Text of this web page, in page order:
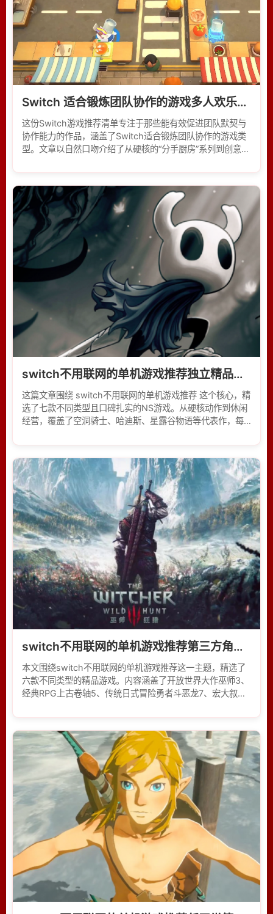
Switch 适合锻炼团队协作的游戏多人欢乐聚会
这份Switch游戏推荐清单专注于那些能有效促进团队默契与
协作能力的作品，涵盖了Switch适合锻炼团队协作的游戏类
型。文章以自然口吻介绍了从硬核的“分手厨房”系列到创意十
的冒险闯关，为寻找多人同乐游戏的玩家提供了多样化的参
考。
switch不用联网的单机游戏推荐独立精品神作
这篇文章围绕 switch不用联网的单机游戏推荐 这个核心，精
选了七款不同类型且口碑扎实的NS游戏。从硬核动作到休闲
经营，覆盖了空洞骑士、哈迪斯、星露谷物语等代表作，每
体验，帮助玩家在无网络环境下挑选适合自己的游戏，参考
了玩家社区反馈与媒体评价，语言风格偏口语化，贴近日常
交流场景。
switch不用联网的单机游戏推荐第三方角色扮演
本文围绕switch不用联网的单机游戏推荐这一主题，精选了
六款不同类型的精品游戏。内容涵盖了开放世界大作巫师3、
经典RPG上古卷轴5、传统日式冒险勇者斗恶龙7、宏大叙事
物猎人崛起。通过介绍每款游戏的玩法特色与核心体验，为
寻找离线游戏的Switch玩家提供了实在的参考，涵盖了从剧
情沉浸、策略挑战到动作冒险的多样化选择。